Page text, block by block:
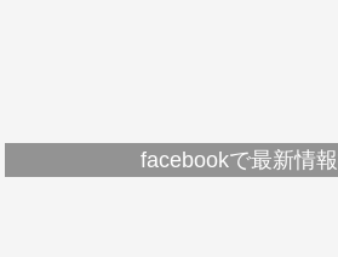
facebookで最新情